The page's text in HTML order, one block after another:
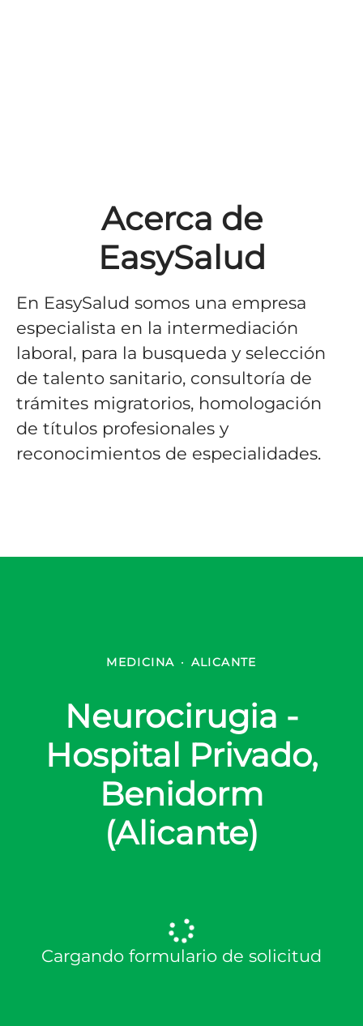
Acerca de
EasySalud
En EasySalud somos una empresa
especialista en la intermediación
laboral, para la busqueda y selección
de talento sanitario, consultoría de
trámites migratorios, homologación
de títulos profesionales y
reconocimientos de especialidades.
MEDICINA · ALICANTE
Neurocirugia -
Hospital Privado,
Benidorm
(Alicante)
Cargando formulario de solicitud